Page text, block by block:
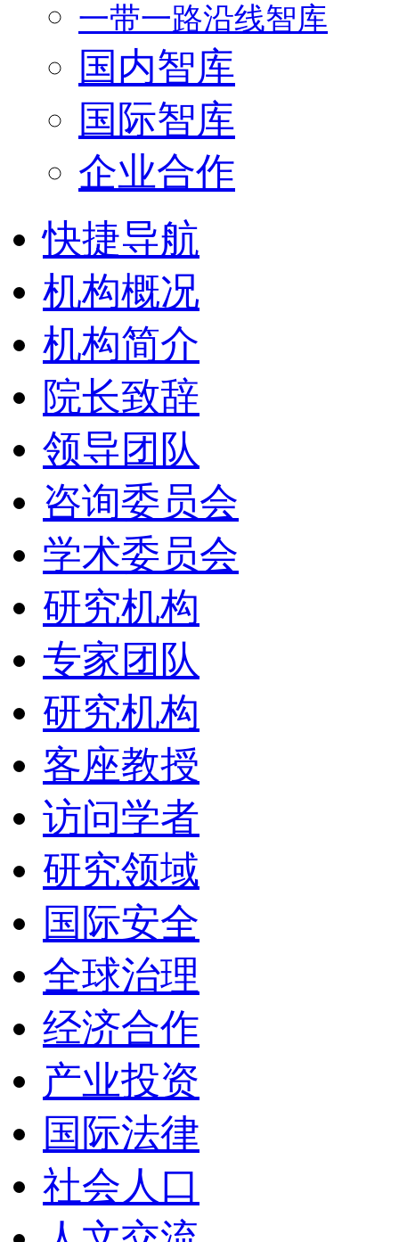
一带一路沿线智库
国内智库
国际智库
企业合作
快捷导航
机构概况
机构简介
院长致辞
领导团队
咨询委员会
学术委员会
研究机构
专家团队
研究机构
客座教授
访问学者
研究领域
国际安全
全球治理
经济合作
产业投资
国际法律
社会人口